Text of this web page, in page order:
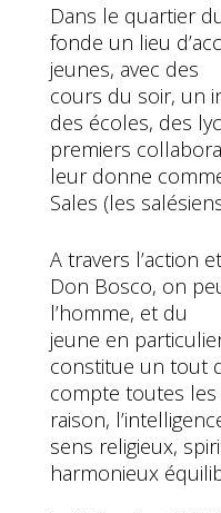
Dans le quartier
fonde un lieu
jeunes, avec des
cours du soir, un
des écoles, des
premiers
leur donne
Sales (les
A travers l’action
Don Bosco, on
l’homme, et du
jeune en
constitue un tout
compte toutes
raison,
sens religieux,
harmonieux